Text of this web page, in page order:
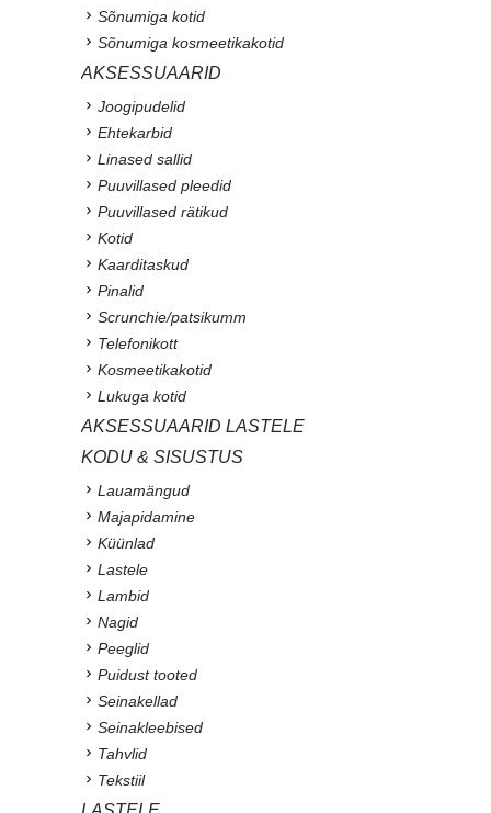
Sõnumiga kotid
Sõnumiga kosmeetikakotid
AKSESSUAARID
Joogipudelid
Ehtekarbid
Linased sallid
Puuvillased pleedid
Puuvillased rätikud
Kotid
Kaarditaskud
Pinalid
Scrunchie/patsikumm
Telefonikott
Kosmeetikakotid
Lukuga kotid
AKSESSUAARID LASTELE
KODU & SISUSTUS
Lauamängud
Majapidamine
Küünlad
Lastele
Lambid
Nagid
Peeglid
Puidust tooted
Seinakellad
Seinakleebised
Tahvlid
Tekstiil